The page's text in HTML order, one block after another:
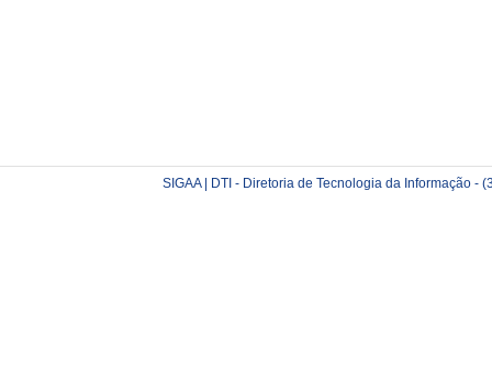
SIGAA | DTI - Diretoria de Tecnologia da Informação